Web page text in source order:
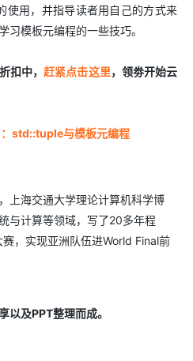
使用，并指导读者用自己的方式来
习模板元编程的一些技巧。
扣中，赶紧点击这里，领劵开始云
std::tuple与模板元编程
上海交通大学理论计算机科学博
与计算等领域，写了20多年程
，实现亚洲队伍进World Final前
以及PPT整理而成。